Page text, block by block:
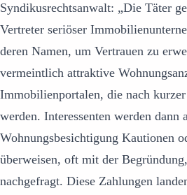
Syndikusrechtsanwalt: „Die Täter
Vertreter seriöser
deren Namen, um Vertrauen zu
vermeintlich attraktive
Immobilienportalen, die nach
werden. Interessenten werden
Wohnungsbesichtigung Kautionen
überweisen, oft mit der
nachgefragt. Diese Zahlungen